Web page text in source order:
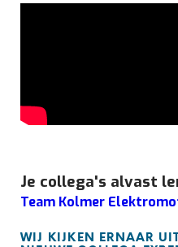
Je collega's alvast
Team Kolmer
WIJ KIJKEN ERNAAR